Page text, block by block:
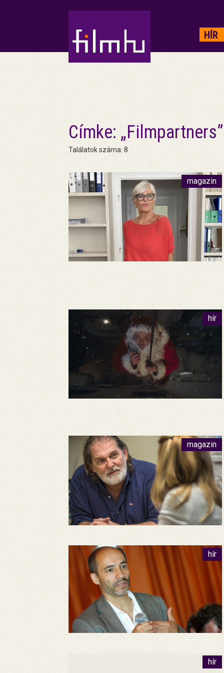
HÍR
Címke: „Filmpartners”
Találatok száma: 8
magazin
hír
magazin
hír
hír